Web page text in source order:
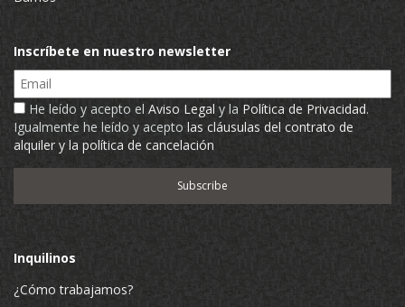
Inscríbete en nuestro newsletter
Email
He leído y acepto el Aviso Legal y la Política de Privacidad.
Igualmente he leído y acepto las cláusulas del contrato de
alquiler y la política de cancelación
Inquilinos
¿Cómo trabajamos?